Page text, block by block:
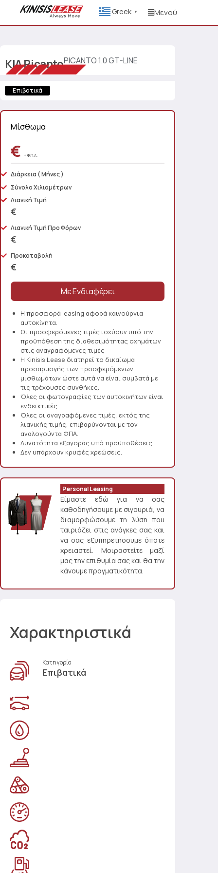
Greek ▼ Μενού
KIAPicantoPICANTO 1.0 GT-LINE
Επιβατικά
Μίσθωμα
€ + Φ.Π.Α.
Διάρκεια ( Μήνες )
Σύνολο Χιλιομέτρων
Λιανική Τιμή
€
Λιανική Τιμή Προ Φόρων
€
Προκαταβολή
€
Η προσφορά leasing αφορά καινούργια
αυτοκίνητα.
Οι προσφερόμενες τιμές ισχύουν υπό την
προϋπόθεση της διαθεσιμότητας οχημάτων
στις αναγραφόμενες τιμές
Η Kinisis Lease διατηρεί το δικαίωμα
προσαρμογής των προσφερόμενων
μισθωμάτων ώστε αυτά να είναι συμβατά με
τις τρέχουσες συνθήκες.
Όλες οι φωτογραφίες των αυτοκινήτων είναι
ενδεικτικές.
Όλες οι αναγραφόμενες τιμές, εκτός της
λιανικής τιμής, επιβαρύνονται με τον
αναλογούντα ΦΠΑ.
Δυνατότητα εξαγοράς υπό προϋποθέσεις
Δεν υπάρχουν κρυφές χρεώσεις.
Personal Leasing
Είμαστε εδώ για να σας
καθοδηγήσουμε με σιγουριά, να
διαμορφώσουμε τη λύση που
ταιριάζει στις ανάγκες σας και
να σας εξυπηρετήσουμε όποτε
χρειαστεί. Μοιραστείτε μαζί
μας την επιθυμία σας και θα την
κάνουμε πραγματικότητα.
Χαρακτηριστικά
Κατηγορία
Επιβατικά